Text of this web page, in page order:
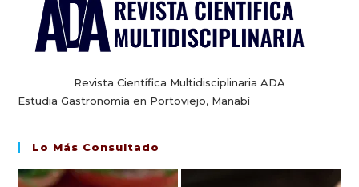
Revista Científica Multidisciplinaria ADA
Estudia Gastronomía en Portoviejo, Manabí
Lo Más Consultado